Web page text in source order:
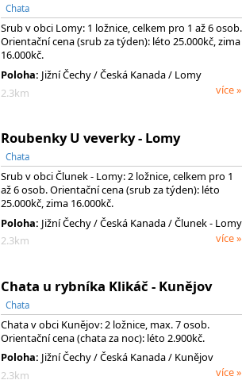
Chata
Srub v obci Lomy: 1 ložnice, celkem pro 1 až 6 osob.
Orientační cena (srub za týden): léto 25.000kč, zima
16.000kč.
Poloha: Jižní Čechy/ Česká Kanada/ Lomy
2.3km
více »
Roubenky U veverky - Lomy
Chata
Srub v obci Člunek - Lomy: 2 ložnice, celkem pro 1
až 6 osob. Orientační cena (srub za týden): léto
25.000kč, zima 16.000kč.
Poloha: Jižní Čechy/ Česká Kanada/ Člunek - Lomy
2.3km
více »
Chata u rybníka Klikáč - Kunějov
Chata
Chata v obci Kunějov: 2 ložnice, max. 7 osob.
Orientační cena (chata za noc): léto 2.900kč.
Poloha: Jižní Čechy/ Česká Kanada/ Kunějov
2.3km
více »